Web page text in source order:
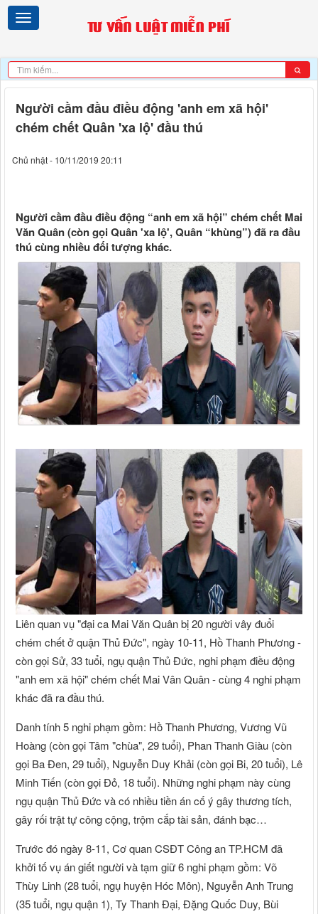
Người cầm đầu điều động 'anh em xã hội'
chém chết Quân 'xa lộ' đầu thú
Chủ nhật - 10/11/2019 20:11
Người cầm đầu điều động “anh em xã hội” chém chết Mai
Văn Quân (còn gọi Quân 'xa lộ', Quân “khùng”) đã ra đầu
thú cùng nhiều đối tượng khác.
Liên quan vụ "đại ca Mai Văn Quân bị 20 người vây đuổi
chém chết ở quận Thủ Đức", ngày 10-11, Hồ Thanh Phương -
còn gọi Sử, 33 tuổi, ngụ quận Thủ Đức, nghi phạm điều động
"anh em xã hội" chém chết Mai Vân Quân - cùng 4 nghi phạm
khác đã ra đầu thú.
Danh tính 5 nghi phạm gồm: Hồ Thanh Phương, Vương Vũ
Hoàng (còn gọi Tâm "chùa", 29 tuổi), Phan Thanh Giàu (còn
gọi Ba Đen, 29 tuổi), Nguyễn Duy Khải (còn gọi Bi, 20 tuổi), Lê
Minh Tiến (còn gọi Đỏ, 18 tuổi). Những nghi phạm này cùng
ngụ quận Thủ Đức và có nhiều tiền án cố ý gây thương tích,
gây rối trật tự công cộng, trộm cắp tài sản, đánh bạc…
Trước đó ngày 8-11, Cơ quan CSĐT Công an TP.HCM đã
khởi tố vụ án giết người và tạm giữ 6 nghi phạm gồm: Võ
Thùy Linh (28 tuổi, ngụ huyện Hóc Môn), Nguyễn Anh Trung
(35 tuổi, ngụ quận 1), Ty Thanh Đại, Đặng Quốc Duy, Bùi